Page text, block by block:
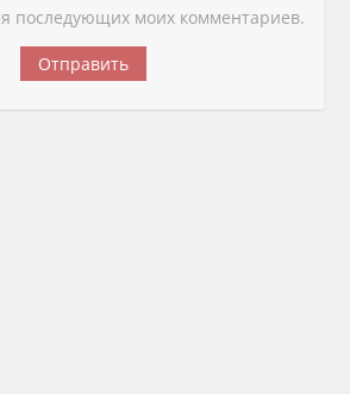
последующих моих комментариев.